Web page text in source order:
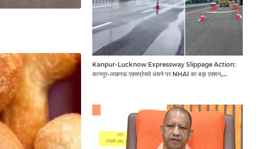
Kanpur-Lucknow Expressway Slippage Action:
कानपुर-लखनऊ एक्सप्रेसवे धंसने पर NHAI का बड़ा एक्शन,